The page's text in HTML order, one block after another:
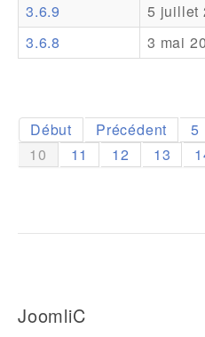
3.6.9
5 juillet
3.6.8
3 mai
Début Précédent 5
10
11 12 13
JoomliC